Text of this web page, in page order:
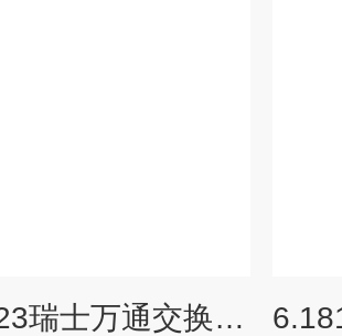
6.1608.023瑞士万通交换单元及耗材棕色试剂瓶